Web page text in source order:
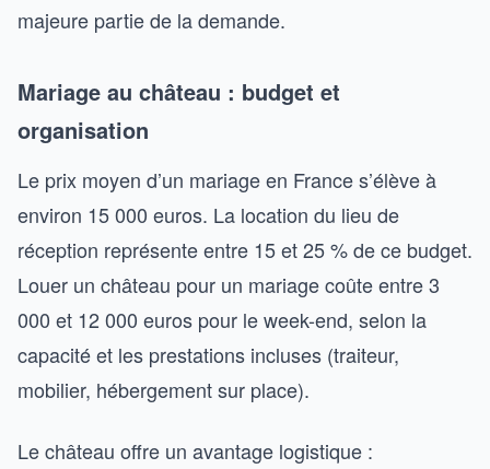
majeure partie de la demande.
Mariage au château : budget et
organisation
Le prix moyen d’un mariage en France s’élève à
environ 15 000 euros. La location du lieu de
réception représente entre 15 et 25 % de ce budget.
Louer un château pour un mariage coûte entre 3
000 et 12 000 euros pour le week-end, selon la
capacité et les prestations incluses (traiteur,
mobilier, hébergement sur place).
Le château offre un avantage logistique :